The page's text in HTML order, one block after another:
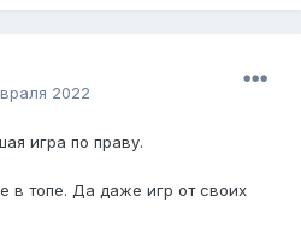
2022
игра по праву.
в топе. Да даже игр от своих